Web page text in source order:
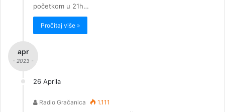
početkom u 21h…
Pročitaj više »
apr
- 2023 -
26 Aprila
Radio Gračanica 1.111